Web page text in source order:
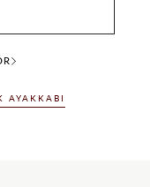
AYAKKABI